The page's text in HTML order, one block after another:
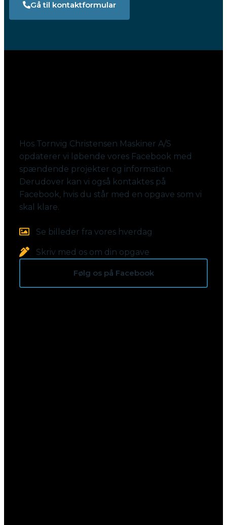
Gå til kontaktformular
Hos Tornvig Christensen Maskiner A/S
opdaterer vi løbende vores Facebook med
spændende projekter og information.
Derudover kan vi også kontaktes på
Facebook, hvis du står med en opgave som vi
skal klare.
Se billeder fra vores hverdag
Skriv med os om din opgave
Følg os på Facebook